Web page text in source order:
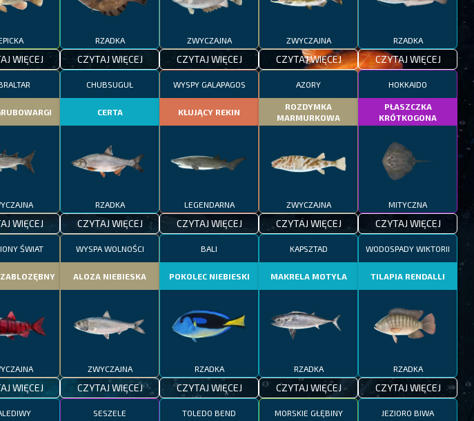
WIĘCEJ
RZADKA
CZYTAJ WIĘCEJ
ZWYCZAJNA
CZYTAJ WIĘCEJ
ZWYCZAJNA
CZYTAJ WIĘCEJ
RZADKA
CZYTAJ WIĘCEJ
WIĘCEJ
CHUBSUGUŁ
CERTA
RZADKA
CZYTAJ WIĘCEJ
WYSPY GALAPAGOS
KŁUJĄCY REKIN
LEGENDARNA
CZYTAJ WIĘCEJ
AZORY
ROZDYMKA
MARMURKOWA
ZWYCZAJNA
CZYTAJ WIĘCEJ
HOKKAIDO
PŁASZCZKA
KRÓTKOGONA
MITYCZNA
CZYTAJ WIĘCEJ
ŚWIAT
WIĘCEJ
WYSPA WOLNOŚCI
ALOZA NIEBIESKA
ZWYCZAJNA
CZYTAJ WIĘCEJ
BALI
POKOLEC NIEBIESKI
RZADKA
CZYTAJ WIĘCEJ
KAPSZTAD
MAKRELA MOTYLA
RZADKA
CZYTAJ WIĘCEJ
WODOSPADY WIKTORII
TILAPIA RENDALLI
RZADKA
CZYTAJ WIĘCEJ
SESZELE TOLEDO BEND MORSKIE GŁĘBINY JEZIORO BIWA